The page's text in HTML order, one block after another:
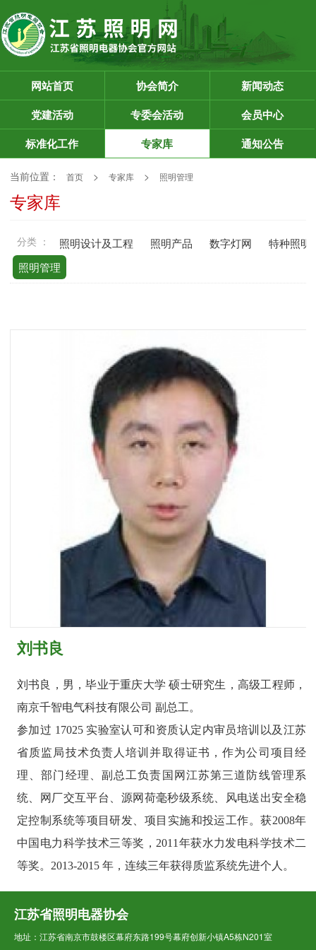
网站首页 协会简介 新闻动态
党建活动 专委会活动 会员中心
标准化工作 专家库 通知公告
当前位置： 首页 > 专家库 > 照明管理
专家库
分类 ： 照明设计及工程 照明产品 数字灯网
特种照明
照明管理
刘书良
刘书良，男，毕业于重庆大学 硕士研究生，高级工程师，
南京千智电气科技有限公司 副总工。
参加过 17025 实验室认可和资质认定内审员培训以及江苏
省质监局技术负责人培训并取得证书，作为公司项目经
理、部门经理、副总工负责国网江苏第三道防线管理系
统、网厂交互平台、源网荷毫秒级系统、风电送出安全稳
定控制系统等项目研发、项目实施和投运工作。获2008年
中国电力科学技术三等奖，2011年获水力发电科学技术二
等奖。2013-2015 年，连续三年获得质监系统先进个人。
江苏省照明电器协会
地址：江苏省南京市鼓楼区幕府东路199号幕府创新小镇A5栋N201室